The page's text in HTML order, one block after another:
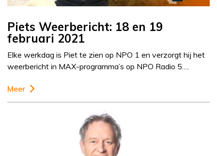
Piets Weerbericht: 18 en 19
februari 2021
Elke werkdag is Piet te zien op NPO 1 en verzorgt hij het
weerbericht in MAX-programma’s op NPO Radio 5….
Meer